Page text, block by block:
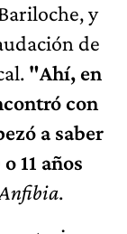
y
de
"Ahí, en
con
a saber
11 años
.